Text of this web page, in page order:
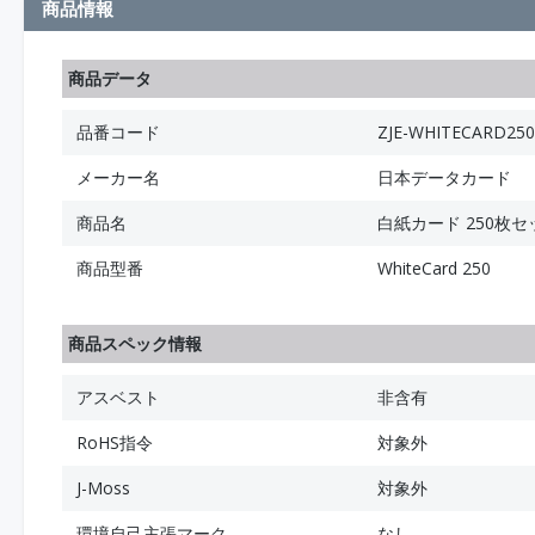
商品情報
商品データ
品番コード
ZJE-WHITECARD250
メーカー名
日本データカード
商品名
白紙カード 250枚セ
商品型番
WhiteCard 250
商品スペック情報
アスベスト
非含有
RoHS指令
対象外
J-Moss
対象外